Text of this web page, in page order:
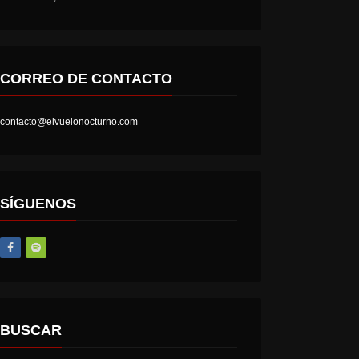
CORREO DE CONTACTO
contacto@elvuelonocturno.com
SÍGUENOS
BUSCAR